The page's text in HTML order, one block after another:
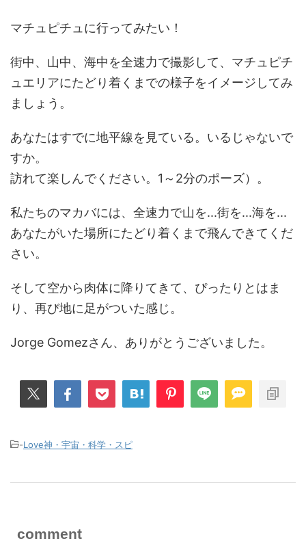
マチュピチュに行ってみたい！
街中、山中、海中を全速力で撮影して、マチュピチ
ュエリアにたどり着くまでの様子をイメージしてみ
ましょう。
あなたはすでに地平線を見ている。いるじゃないで
すか。
訪れて楽しんでください。1～2分のポーズ）。
私たちのマカバには、全速力で山を...街を...海を...
あなたがいた場所にたどり着くまで飛んできてくだ
さい。
そして空から肉体に降りてきて、ぴったりとはま
り、再び地に足がついた感じ。
Jorge Gomezさん、ありがとうございました。
-Love神・宇宙・科学・スピ
comment